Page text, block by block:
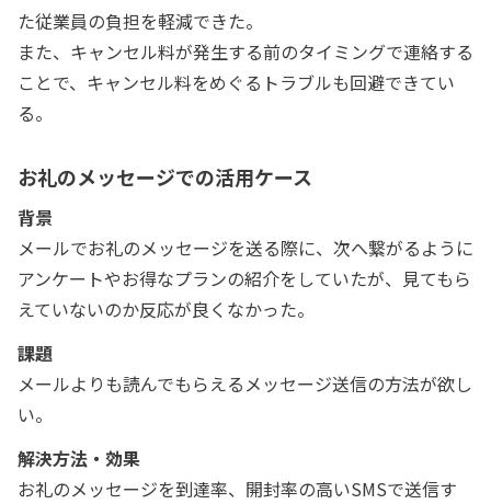
た従業員の負担を軽減できた。
また、キャンセル料が発生する前のタイミングで連絡する
ことで、キャンセル料をめぐるトラブルも回避できてい
る。
お礼のメッセージでの活用ケース
背景
メールでお礼のメッセージを送る際に、次へ繋がるように
アンケートやお得なプランの紹介をしていたが、見てもら
えていないのか反応が良くなかった。
課題
メールよりも読んでもらえるメッセージ送信の方法が欲し
い。
解決方法・効果
お礼のメッセージを到達率、開封率の高いSMSで送信す